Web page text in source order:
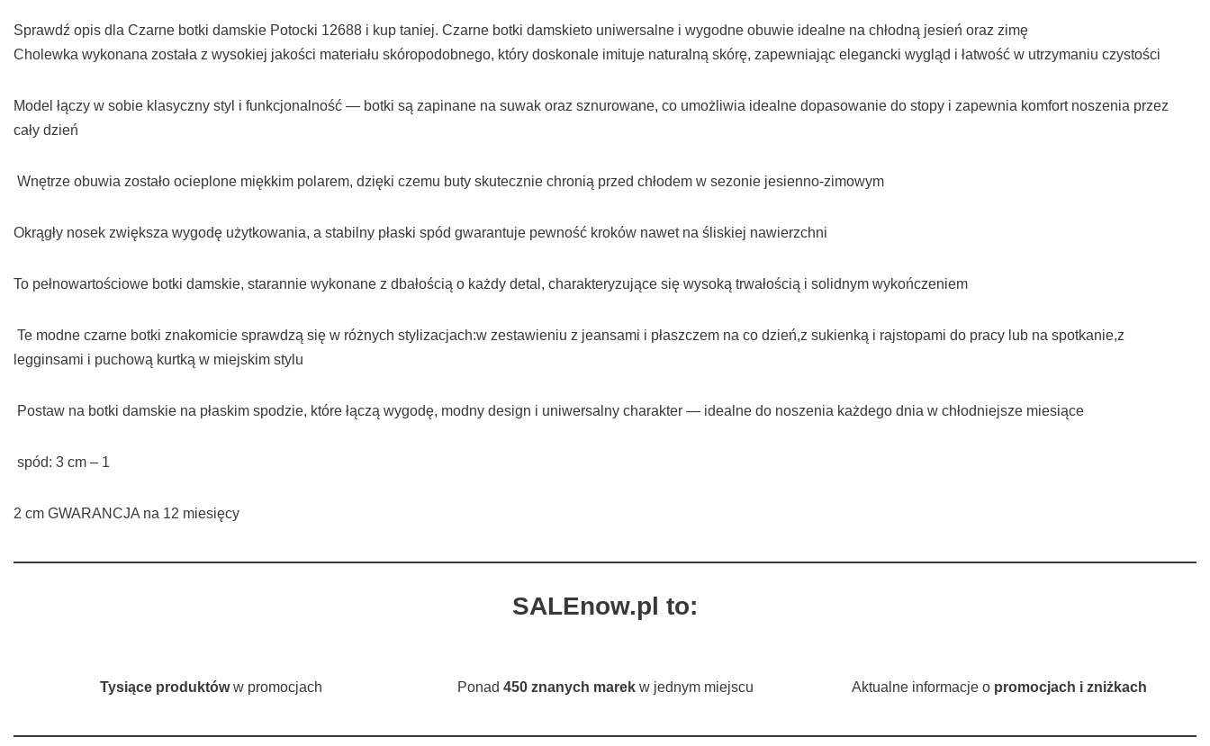
Sprawdź opis dla Czarne botki damskie Potocki 12688 i kup taniej. Czarne botki damskieto uniwersalne i wygodne obuwie idealne na chłodną jesień oraz zimę
Cholewka wykonana została z wysokiej jakości materiału skóropodobnego, który doskonale imituje naturalną skórę, zapewniając elegancki wygląd i łatwość w utrzymaniu czystości
Model łączy w sobie klasyczny styl i funkcjonalność — botki są zapinane na suwak oraz sznurowane, co umożliwia idealne dopasowanie do stopy i zapewnia komfort noszenia przez
cały dzień
Wnętrze obuwia zostało ocieplone miękkim polarem, dzięki czemu buty skutecznie chronią przed chłodem w sezonie jesienno-zimowym
Okrągły nosek zwiększa wygodę użytkowania, a stabilny płaski spód gwarantuje pewność kroków nawet na śliskiej nawierzchni
To pełnowartościowe botki damskie, starannie wykonane z dbałością o każdy detal, charakteryzujące się wysoką trwałością i solidnym wykończeniem
Te modne czarne botki znakomicie sprawdzą się w różnych stylizacjach:w zestawieniu z jeansami i płaszczem na co dzień,z sukienką i rajstopami do pracy lub na spotkanie,z
legginsami i puchową kurtką w miejskim stylu
Postaw na botki damskie na płaskim spodzie, które łączą wygodę, modny design i uniwersalny charakter — idealne do noszenia każdego dnia w chłodniejsze miesiące
spód: 3 cm – 1
2 cm GWARANCJA na 12 miesięcy
SALEnow.pl to:
Tysiące produktóww promocjach Ponad 450 znanych marekw jednym miejscu Aktualne informacje o promocjach i zniżkach